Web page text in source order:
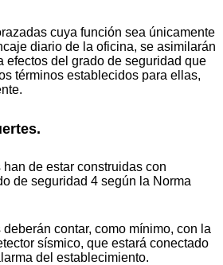
cuya función sea únicamente
diario de la oficina, se asimilarán
efectos del grado de seguridad que
términos establecidos para ellas,
de estar construidas con
de seguridad 4 según la Norma
contar, como mínimo, con la
sísmico, que estará conectado
del establecimiento.